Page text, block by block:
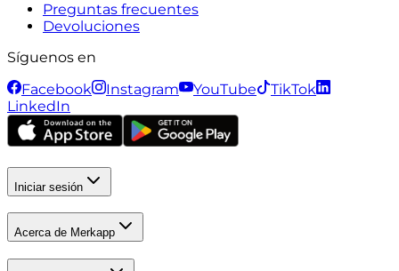
Preguntas frecuentes
Devoluciones
Síguenos en
Facebook
Instagram YouTube
TikTok
LinkedIn
Iniciar sesión
Acerca de Merkapp